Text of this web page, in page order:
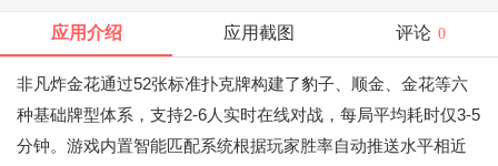
应用介绍 应用截图 评论 0
非凡炸金花通过52张标准扑克牌构建了豹子、顺金、金花等六
种基础牌型体系，支持2-6人实时在线对战，每局平均耗时仅3-5
分钟。游戏内置智能匹配系统根据玩家胜率自动推送水平相近